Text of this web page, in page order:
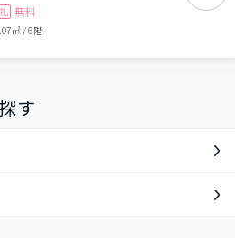
礼 無料
㎡/6階
す